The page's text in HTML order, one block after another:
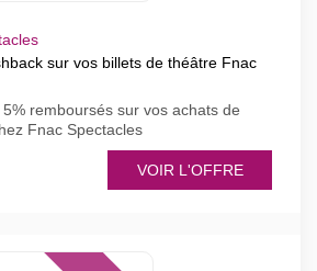
sur vos billets de théâtre Fnac
remboursés sur vos achats de
Fnac Spectacles
VOIR L'OFFRE